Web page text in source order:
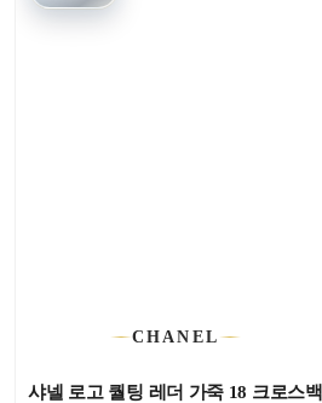
CHANEL
샤넬 로고 퀄팅 레더 가죽 18 크로스백